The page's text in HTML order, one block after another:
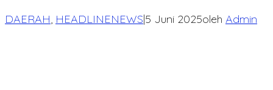
DAERAH, HEADLINENEWS|5 Juni 2025oleh Admin